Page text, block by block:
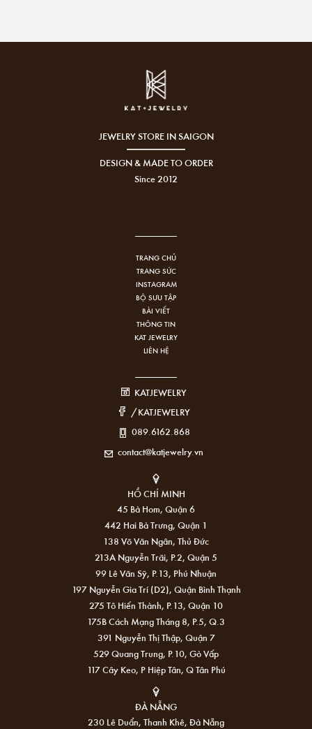
JEWELRY STORE IN SAIGON
DESIGN & MADE TO ORDER
Since 2012
TRANG CHỦ
TRANG SỨC
INSTAGRAM
BỘ SƯU TẬP
BÀI VIẾT
THÔNG TIN
KAT JEWELRY
LIÊN HỆ
KATJEWELRY
/KATJEWELRY
089.6162.868
contact@katjewelry.vn
HỒ CHÍ MINH
45 Bà Hom, Quận 6
442 Hai Bà Trưng, Quận 1
138 Võ Văn Ngân, Thủ Đức
213A Nguyễn Trãi, P.2, Quận 5
99 Lê Văn Sỹ, P.13, Phú Nhuận
197 Nguyễn Gia Trí (D2), Quận Bình Thạnh
275 Tô Hiến Thành, P.13, Quận 10
175B Cách Mạng Tháng 8, P.5, Q.3
391 Nguyễn Thị Thập, Quận 7
529 Quang Trung, P.10, Gò Vấp
117 Cây Keo, P Hiệp Tân, Q Tân Phú
ĐÀ NẴNG
230 Lê Duẩn, Thanh Khê, Đà Nẵng